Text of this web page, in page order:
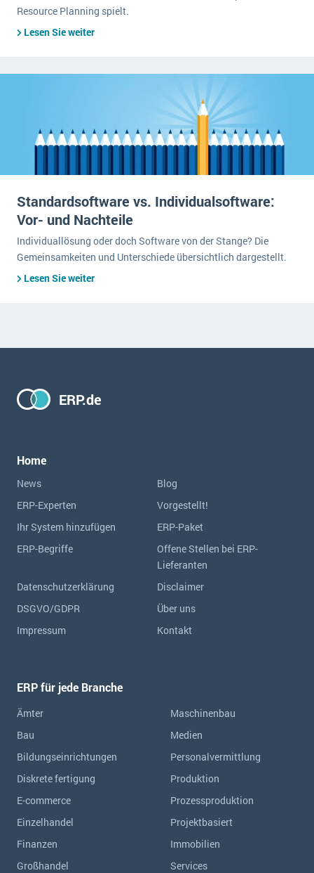
Resource Planning spielt.
Lesen Sie weiter
Standardsoftware vs. Individualsoftware:
Vor- und Nachteile
Individuallösung oder doch Software von der Stange? Die
Gemeinsamkeiten und Unterschiede übersichtlich dargestellt.
Lesen Sie weiter
ERP.de
Home
News
Blog
ERP-Experten
Vorgestellt!
Ihr System hinzufügen
ERP-Paket
ERP-Begriffe
Offene Stellen bei ERP-
Lieferanten
Datenschutzerklärung
Disclaimer
DSGVO/GDPR
Über uns
Impressum
Kontakt
ERP für jede Branche
Ämter
Bau
Bildungseinrichtungen
Diskrete fertigung
E-commerce
Einzelhandel
Finanzen
Großhandel
Maschinenbau
Medien
Personalvermittlung
Produktion
Prozessproduktion
Projektbasiert
Immobilien
Services